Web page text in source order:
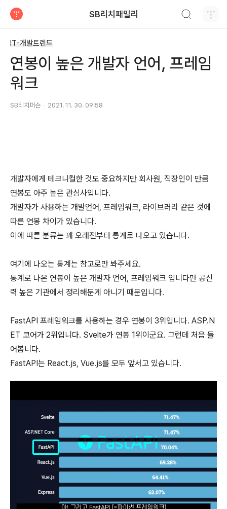
SB리치패밀리
IT-개발트렌드
연봉이 높은 개발자 언어, 프레임
워크
SB리치퍼슨 2021. 11. 30. 09:58
개발자에게 테크니컬한 것도 중요하지만 회사원, 직장인이 만큼
연봉도 아주 높은 관심사입니다.
개발자가 사용하는 개발언어, 프레임워크, 라이브러리 같은 것에
따른 연봉 차이가 있습니다.
이에 따른 분류는 꽤 오래전부터 통계로 나오고 있습니다.
여기에 나오는 통계는 참고로만 봐주세요.
통계로 나온 연봉이 높은 개발자 언어, 프레임워크 입니다만 공신
력 높은 기관에서 정리해둔게 아니기 때문입니다.
FastAPI 프레임워크를 사용하는 경우 연봉이 3위입니다. ASP.N
ET 코어가 2위입니다. Svelte가 연봉 1위이군요. 그런데 처음 들
어봅니다.
FastAPI는 React.js, Vue.js를 모두 앞서고 있습니다.